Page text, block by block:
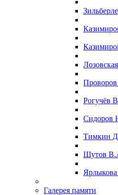
Рогучёв
Сидоров
Тимкин
Шутов
Галерея памяти